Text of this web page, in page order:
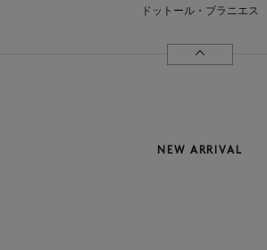
ドットール・ブラニエス
NEW ARRIVAL